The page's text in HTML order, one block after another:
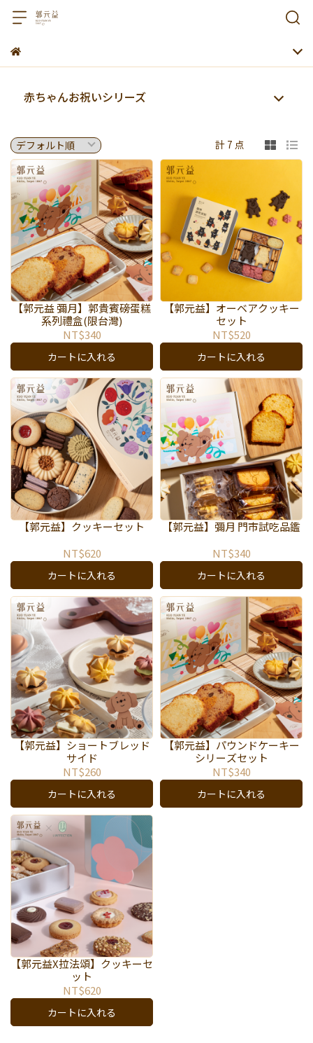
赤ちゃんお祝いシリーズ
計 7 点
【郭元益 彌月】郭貴賓磅蛋糕
系列禮盒(限台灣)
NT$340
カートに入れる
【郭元益】オーベアクッキー
セット
NT$520
カートに入れる
【郭元益】クッキーセット
NT$620
カートに入れる
【郭元益】彌月 門市試吃品鑑
NT$340
カートに入れる
【郭元益】ショートブレッド
サイド
NT$260
カートに入れる
【郭元益】パウンドケーキー
シリーズセット
NT$340
カートに入れる
【郭元益X拉法頌】クッキーセ
ット
NT$620
カートに入れる